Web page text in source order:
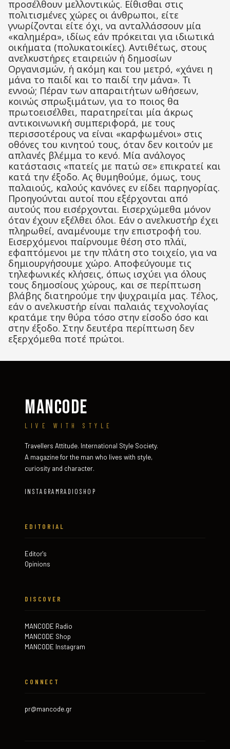
προσέλθουν μελλοντικώς. Είθισθαι στις
πολιτισμένες χώρες οι άνθρωποι, είτε
γνωρίζονται είτε όχι, να ανταλλάσσουν μία
«καλημέρα», ιδίως εάν πρόκειται για ιδιωτικά
οικήματα (πολυκατοικίες). Αντιθέτως, στους
ανελκυστήρες εταιρειών ή δημοσίων
Οργανισμών, ή ακόμη και του μετρό, «χάνει η
μάνα το παιδί και το παιδί την μάνα». Τι
εννοώ; Πέραν των απαραιτήτων ωθήσεων,
κοινώς σπρωξιμάτων, για το ποιος θα
πρωτοεισέλθει, παρατηρείται μία άκρως
αντικοινωνική συμπεριφορά, με τους
περισσοτέρους να είναι «καρφωμένοι» στις
οθόνες του κινητού τους, όταν δεν κοιτούν με
απλανές βλέμμα το κενό. Μία ανάλογος
κατάστασις «πατείς με πατώ σε» επικρατεί και
κατά την έξοδο. Ας θυμηθούμε, όμως, τους
παλαιούς, καλούς κανόνες εν είδει παρηγορίας.
Προηγούνται αυτοί που εξέρχονται από
αυτούς που εισέρχονται. Εισερχώμεθα μόνον
όταν έχουν εξέλθει όλοι. Εάν ο ανελκυστήρ έχει
πληρωθεί, αναμένουμε την επιστροφή του.
Εισερχόμενοι παίρνουμε θέση στο πλάϊ,
εφαπτόμενοι με την πλάτη στο τοιχείο, για να
δημιουργήσουμε χώρο. Αποφεύγουμε τις
τηλεφωνικές κλήσεις, όπως ισχύει για όλους
τους δημοσίους χώρους, και σε περίπτωση
βλάβης διατηρούμε την ψυχραιμία μας. Τέλος,
εάν ο ανελκυστήρ είναι παλαιάς τεχνολογίας
κρατάμε την θύρα τόσο στην είσοδο όσο και
στην έξοδο. Στην δευτέρα περίπτωση δεν
εξερχόμεθα ποτέ πρώτοι.
MANCODE
LIVE WITH STYLE
Travellers Attitude. International Style Society.
A magazine for the man who lives with style,
curiosity and character.
INSTAGRAM RADIO SHOP
EDITORIAL
Editor's
Opinions
DISCOVER
MANCODE Radio
MANCODE Shop
MANCODE Instagram
CONNECT
pr@mancode.gr